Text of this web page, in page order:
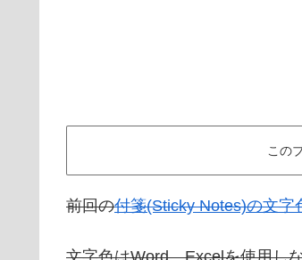
この
前回の付箋(Sticky Notes)の文字